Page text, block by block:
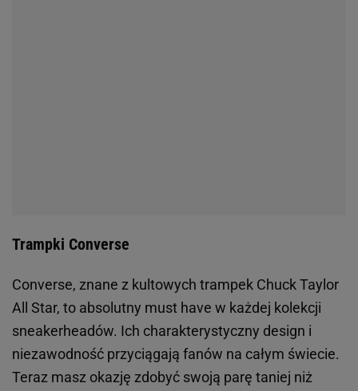
Trampki Converse
Converse, znane z kultowych trampek Chuck Taylor
All Star, to absolutny must have w każdej kolekcji
sneakerheadów. Ich charakterystyczny design i
niezawodność przyciągają fanów na całym świecie.
Teraz masz okazję zdobyć swoją parę taniej niż